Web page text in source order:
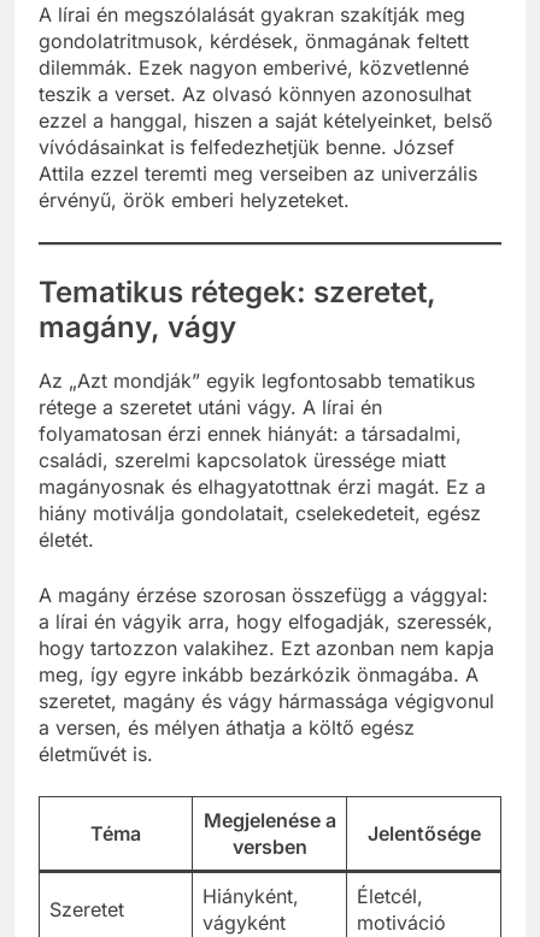
A lírai én megszólalását gyakran szakítják meg
gondolatritmusok, kérdések, önmagának feltett
dilemmák. Ezek nagyon emberivé, közvetlenné
teszik a verset. Az olvasó könnyen azonosulhat
ezzel a hanggal, hiszen a saját kételyeinket, belső
vívódásainkat is felfedezhetjük benne. József
Attila ezzel teremti meg verseiben az univerzális
érvényű, örök emberi helyzeteket.
Tematikus rétegek: szeretet,
magány, vágy
Az „Azt mondják” egyik legfontosabb tematikus
rétege a szeretet utáni vágy. A lírai én
folyamatosan érzi ennek hiányát: a társadalmi,
családi, szerelmi kapcsolatok üressége miatt
magányosnak és elhagyatottnak érzi magát. Ez a
hiány motiválja gondolatait, cselekedeteit, egész
életét.
A magány érzése szorosan összefügg a vággyal:
a lírai én vágyik arra, hogy elfogadják, szeressék,
hogy tartozzon valakihez. Ezt azonban nem kapja
meg, így egyre inkább bezárkózik önmagába. A
szeretet, magány és vágy hármassága végigvonul
a versen, és mélyen áthatja a költő egész
életművét is.
Téma
Megjelenése a
versben
Jelentősége
Szeretet
Hiányként,
vágyként
Életcél,
motiváció